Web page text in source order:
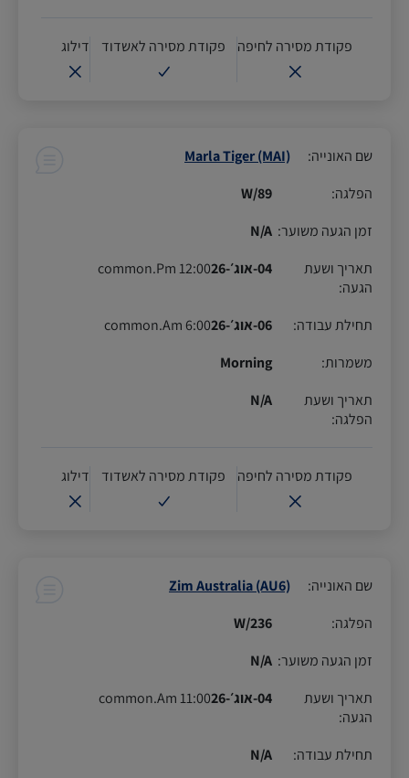
פקודת מסירה לחיפה פקודת מסירה לאשדוד דילוג
שם האונייה:
Marla Tiger (MAI)
הפלגה:
89/W
זמן הגעה משוער:
N/A
תאריך ושעת
הגעה:
04-אוג׳-26 12:00 common.Pm
תחילת עבודה: 06-אוג׳-26
6:00 common.Am
משמרות:
Morning
תאריך ושעת
הפלגה:
N/A
פקודת מסירה לחיפה פקודת מסירה לאשדוד דילוג
שם האונייה:
Zim Australia (AU6)
הפלגה:
236/W
זמן הגעה משוער:
N/A
תאריך ושעת
הגעה:
04-אוג׳-26 11:00 common.Am
תחילת עבודה:
N/A